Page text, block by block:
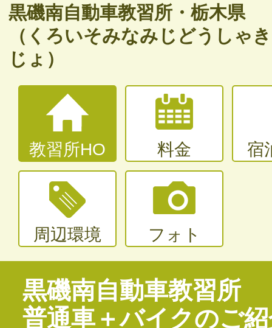
バイク免許
普通二輪（中型二輪）・大型二輪
大型〜二種免許
中型・大型特殊・けん引・大型二種
黒磯南自動車教習所・栃木県
（くろいそみなみじどうしゃ
じょ）
教習所HO 料金 宿
周辺環境 フォト
黒磯南自動車教習所
普通車＋バイクのご